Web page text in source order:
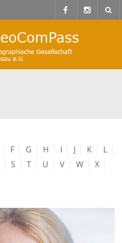
F G H I J K
L
S T U V W
X